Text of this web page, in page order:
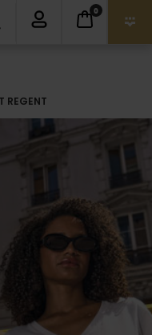
0
REGENT